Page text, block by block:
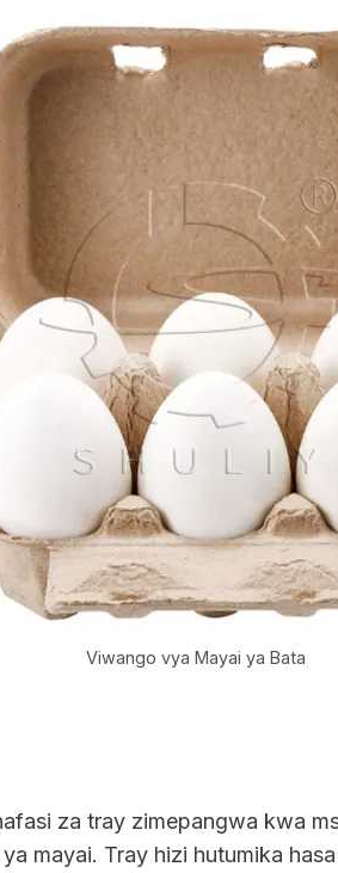
Viwango vya Mayai ya Bata
za tray zimepangwa kwa
mayai. Tray hizi hutumika